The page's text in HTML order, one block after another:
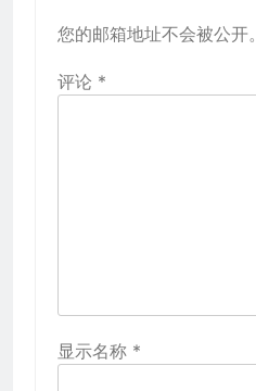
您的邮箱地址不会被公开。
评论 *
显示名称 *